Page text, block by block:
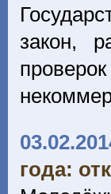
закон,
года: